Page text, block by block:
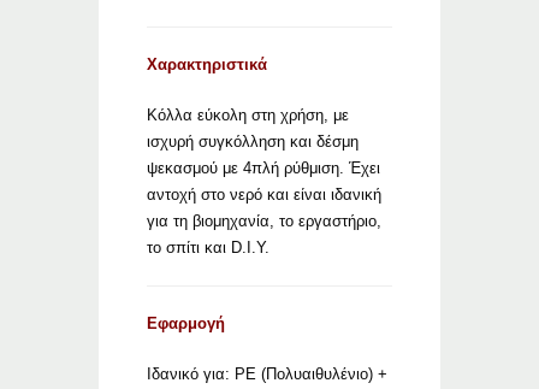
Χαρακτηριστικά
Κόλλα εύκολη στη χρήση, με
ισχυρή συγκόλληση και δέσμη
ψεκασμού με 4πλή ρύθμιση. Έχει
αντοχή στο νερό και είναι ιδανική
για τη βιομηχανία, το εργαστήριο,
το σπίτι και D.I.Y.
Εφαρμογή
Ιδανικό για: ΡΕ (Πολυαιθυλένιο) +